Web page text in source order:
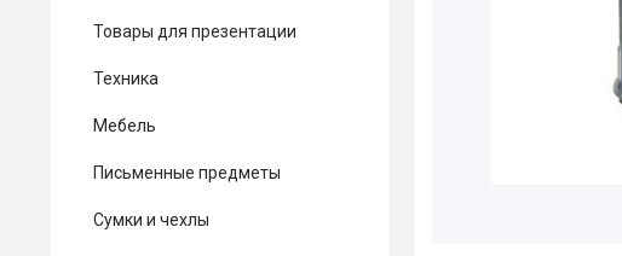
Товары для презентации
Техника
Мебель
Письменные предметы
Сумки и чехлы